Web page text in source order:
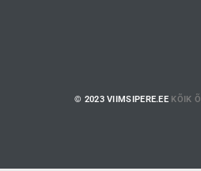
© 2023 VIIMSIPERE.EE KÕIK